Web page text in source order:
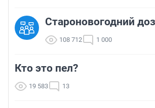
Староновогодний
108 712 1 000
Кто это пел?
19 583 13